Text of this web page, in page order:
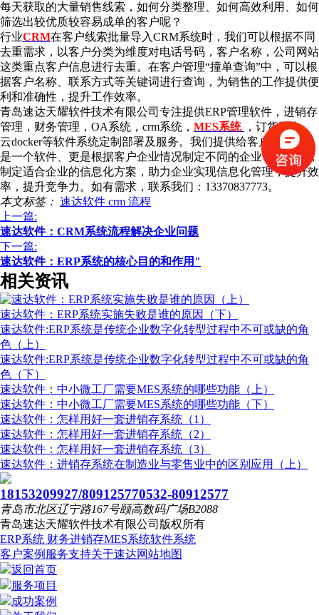
每天获取的大量销售线索，如何分类整理、如何高效利用、如何
筛选出较优质较容易成单的客户呢？
行业CRM在客户线索批量导入CRM系统时，我们可以根据不同
去重需求，以客户分类为维度对电话号码，客户名称，公司网站
这类重点客户信息进行去重。在客户管理“撞单查询”中，可以根
据客户名称、联系方式等关键词进行查询，为销售的工作提供便
利和准确性，提升工作效率。
青岛速达天耀软件技术有限公司专注提供ERP管理软件，进销存
管理，财务管理，OA系统，crm系统， MES系统
，订货平台，
云docker等软件系统定制部署及服务。我们提供给客户的不单单
是一个软件、更是根据客户企业情况制定不同的企业管理流程，
制定适合企业的信息化方案，助力企业实现信息化管理，提升效
率，提升竞争力。如有需求，联系我们：13370837773。
本文标签： 速达软件 crm 流程
上一篇:
速达软件：CRM系统流程解决企业问题
下一篇:
速达软件：ERP系统的核心目的和作用"
相关资讯
速达软件：ERP系统实施失败是谁的原因（下）
速达软件:ERP系统是传统企业数字化转型过程中不可或缺的角
色（上）
速达软件:ERP系统是传统企业数字化转型过程中不可或缺的角
色（下）
速达软件：中小微工厂需要MES系统的哪些功能（上）
速达软件：中小微工厂需要MES系统的哪些功能（下）
速达软件：怎样用好一套进销存系统（1）
速达软件：怎样用好一套进销存系统（2）
速达软件：怎样用好一套进销存系统（3）
速达软件：进销存系统在制造业与零售业中的区别应用（上）
18153209927/809125770532-80912577
青岛市北区辽宁路167号颐高数码广场B2088
青岛速达天耀软件技术有限公司 版权所有
ERP系统 财务进销存MES系统软件系统
客户案例 服务支持关于速达网站地图
返回首页
服务项目
成功案例